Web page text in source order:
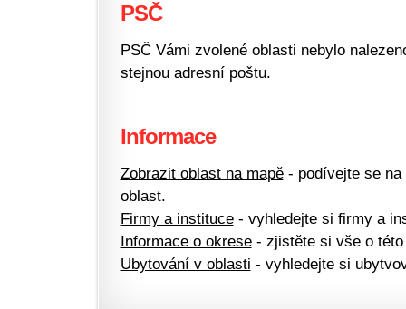
PSČ
PSČ Vámi zvolené oblasti nebylo
stejnou adresní poštu.
Informace
Zobrazit oblast na mapě- podívejte se na
oblast.
Firmy a instituce- vyhledejte si firmy a
Informace o okrese- zjistěte si vše o této
Ubytování v oblasti - vyhledejte si